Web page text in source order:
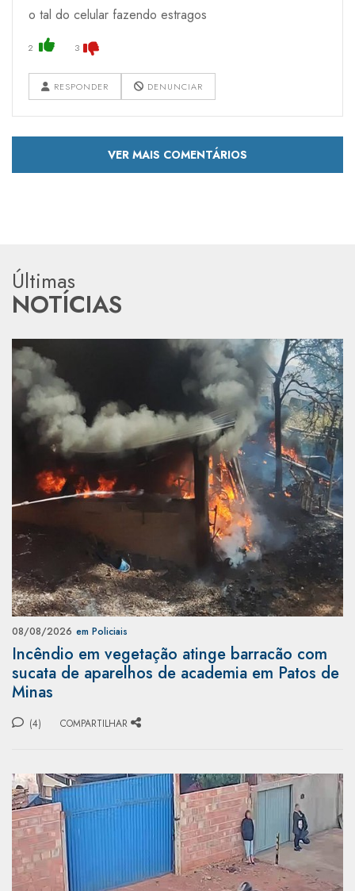
o tal do celular fazendo estragos
2 3
RESPONDER DENUNCIAR
VER MAIS COMENTÁRIOS
Últimas
NOTÍCIAS
08/08/2026 em Policiais
Incêndio em vegetação atinge barracão com
sucata de aparelhos de academia em Patos de
Minas
(4) COMPARTILHAR